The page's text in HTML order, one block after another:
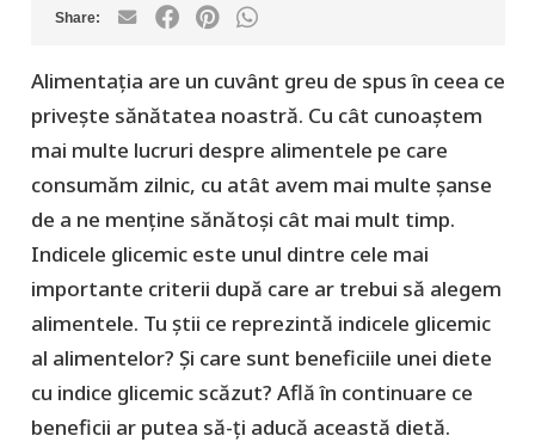
Alimentația are un cuvânt greu de spus în ceea ce
privește sănătatea noastră. Cu cât cunoaștem
mai multe lucruri despre alimentele pe care
consumăm zilnic, cu atât avem mai multe șanse
de a ne menține sănătoși cât mai mult timp.
Indicele glicemic este unul dintre cele mai
importante criterii după care ar trebui să alegem
alimentele. Tu știi ce reprezintă indicele glicemic
al alimentelor? Și care sunt beneficiile unei diete
cu indice glicemic scăzut? Află în continuare ce
beneficii ar putea să-ți aducă această dietă.